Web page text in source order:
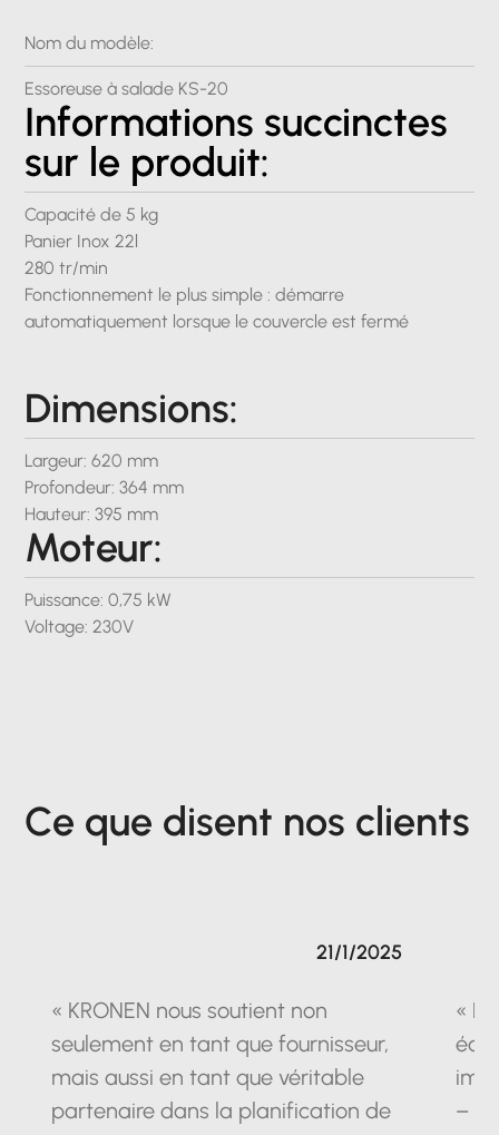
Nom du modèle:
Essoreuse à salade KS-20
Informations succinctes
sur le produit:
Capacité de 5 kg
Panier Inox 22l
280 tr/min
Fonctionnement le plus simple : démarre
automatiquement lorsque le couvercle est fermé
Dimensions:
Largeur: 620 mm
Profondeur: 364 mm
Hauteur: 395 mm
Moteur:
Puissance: 0,75 kW
Voltage: 230V
Ce que disent nos clients
« KRONEN nous soutient non
seulement en tant que fournisseur,
mais aussi en tant que véritable
partenaire dans la planification de
21/1/2025
«
–